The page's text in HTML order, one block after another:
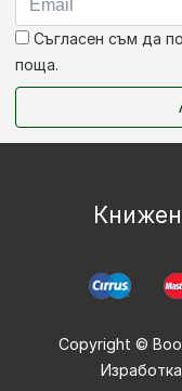
Съгласен съм да
поща.
Copyright ©